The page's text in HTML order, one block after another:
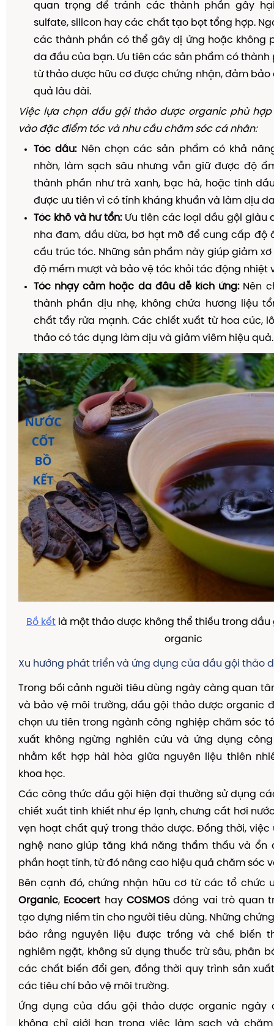
quan trọng để tránh các thành phần gây
sulfate, silicon hay các chất tạo bọt tổng hợp.
các thành phần có thể gây dị ứng hoặc không
da đầu của bạn. Ưu tiên các sản phẩm có thành
từ thảo dược hữu cơ được chứng nhận, đảm bảo
quả lâu dài.
Việc lựa chọn dầu gội thảo dược organic phù
vào đặc điểm tóc và nhu cầu chăm sóc cá nhân:
Tóc dầu:Nên chọn các sản phẩm có khả
nhờn, làm sạch sâu nhưng vẫn giữ được độ
thành phần như trà xanh, bạc hà, hoặc tinh
được ưu tiên vì có tính kháng khuẩn và làm dịu
Tóc khô và hư tổn:Ưu tiên các loại dầu gội giàu
nha đam, dầu dừa, bơ hạt mỡ để cung cấp độ
cấu trúc tóc. Những sản phẩm này giúp giảm
độ mềm mượt và bảo vệ tóc khỏi tác động nhiệt
Tóc nhạy cảm hoặc da đầu dễ kích ứng:Nên
thành phần dịu nhẹ, không chứa hương liệu
chất tẩy rửa mạnh. Các chiết xuất từ hoa cúc,
thảo có tác dụng làm dịu và giảm viêm hiệu quả.
Bồ kết là một thảo dược không thể thiếu trong
organic
Xu hướng phát triển và ứng dụng của dầu gội thảo
Trong bối cảnh người tiêu dùng ngày càng quan
và bảo vệ môi trường, dầu gội thảo dược organic
chọn ưu tiên trong ngành công nghiệp chăm sóc
xuất không ngừng nghiên cứu và ứng dụng
nhằm kết hợp hài hòa giữa nguyên liệu thiên
khoa học.
Các công thức dầu gội hiện đại thường sử dụng
chiết xuất tinh khiết như ép lạnh, chưng cất hơi
vẹn hoạt chất quý trong thảo dược. Đồng thời, việc
nghệ nano giúp tăng khả năng thẩm thấu và ổn
phần hoạt tính, từ đó nâng cao hiệu quả chăm sóc
Bên cạnh đó, chứng nhận hữu cơ từ các tổ chức
Organic, Ecocert hay COSMOSđóng vai trò quan
tạo dựng niềm tin cho người tiêu dùng. Những
bảo rằng nguyên liệu được trồng và chế biến
nghiêm ngặt, không sử dụng thuốc trừ sâu, phân
các chất biến đổi gen, đồng thời quy trình sản
các tiêu chí bảo vệ môi trường.
Ứng dụng của dầu gội thảo dược organic ngày
không chỉ giới hạn trong việc làm sạch và